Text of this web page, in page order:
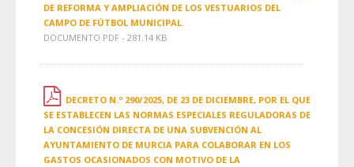
DE REFORMA Y AMPLIACIÓN DE LOS VESTUARIOS DEL
CAMPO DE FÚTBOL MUNICIPAL.
DOCUMENTO PDF - 281.14 KB
DECRETO N.º 290/2025, DE 23 DE DICIEMBRE, POR EL QUE
SE ESTABLECEN LAS NORMAS ESPECIALES REGULADORAS DE
LA CONCESIÓN DIRECTA DE UNA SUBVENCIÓN AL
AYUNTAMIENTO DE MURCIA PARA COLABORAR EN LOS
GASTOS OCASIONADOS CON MOTIVO DE LA